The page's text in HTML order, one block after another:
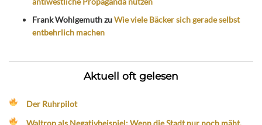
Frank WohlgemuthzuWie viele Bäcker sich gerade selbst
entbehrlich machen
Aktuell oft gelesen
Der Ruhrpilot
Waltrop als Negativbeispiel: Wenn die Stadt nur noch mäht,